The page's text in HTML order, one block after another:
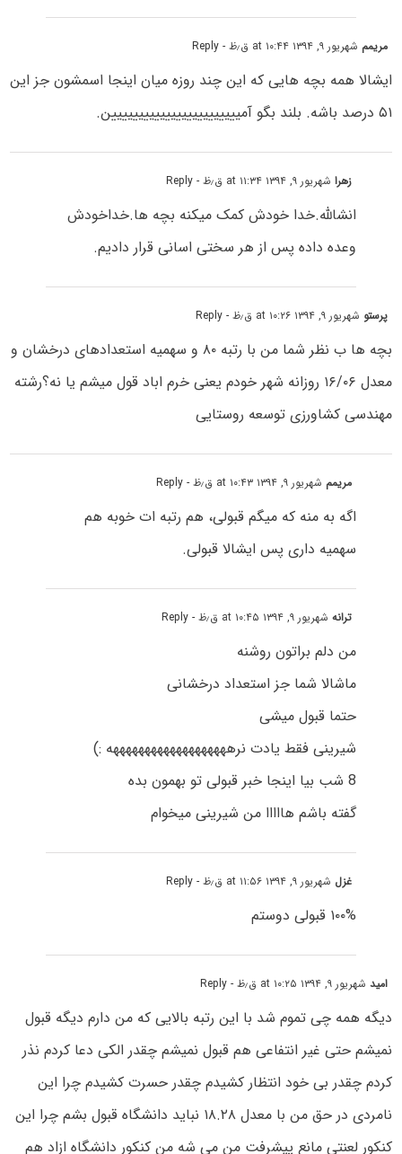
مریمم شهریور ۹, ۱۳۹۴ at ۱۰:۴۴ ق٫ظ - Reply
ایشالا همه بچه هایی که این چند روزه میان اینجا اسمشون جز این
۵۱ درصد باشه. بلند بگو آمیییییییییییییییییییییییین.
زهراشهریور ۹, ۱۳۹۴ at ۱۱:۳۴ ق٫ظ - Reply
انشالله.خدا خودش کمک میکنه بچه ها.خداخودش
وعده داده پس از هر سختی اسانی قرار دادیم.
پرستو شهریور ۹, ۱۳۹۴ at ۱۰:۲۶ ق٫ظ - Reply
بچه ها ب نظر شما من با رتبه ۸۰ و سهمیه استعدادهای درخشان و
معدل ۱۶/۰۶ روزانه شهر خودم یعنی خرم اباد قول میشم یا نه؟رشته
مهندسی کشاورزی توسعه روستایی
مریمم شهریور ۹, ۱۳۹۴ at ۱۰:۴۳ ق٫ظ - Reply
اگه به منه که میگم قبولی، هم رتبه ات خوبه هم
سهمیه داری پس ایشالا قبولی.
ترانهشهریور ۹, ۱۳۹۴ at ۱۰:۴۵ ق٫ظ - Reply
من دلم براتون روشنه
ماشالا شما جز استعداد درخشانی
حتما قبول میشی
شیرینی فقط یادت نرهههههههههههههههههههه :)
8 شب بیا اینجا خبر قبولی تو بهمون بده
گفته باشم هااااا من شیرینی میخوام
غزل شهریور ۹, ۱۳۹۴ at ۱۱:۵۶ ق٫ظ - Reply
۱۰۰% قبولی دوستم
امیدشهریور ۹, ۱۳۹۴ at ۱۰:۲۵ ق٫ظ - Reply
دیگه همه چی تموم شد با این رتبه بالایی که من دارم دیگه قبول
نمیشم حتی غیر انتفاعی هم قبول نمیشم چقدر الکی دعا کردم نذر
کردم چقدر بی خود انتظار کشیدم چقدر حسرت کشیدم چرا این
نامردی در حق من با معدل ۱۸.۲۸ نباید دانشگاه قبول بشم چرا این
کنکور لعنتی مانع پیشرفت من می شه من کنکور دانشگاه ازاد هم